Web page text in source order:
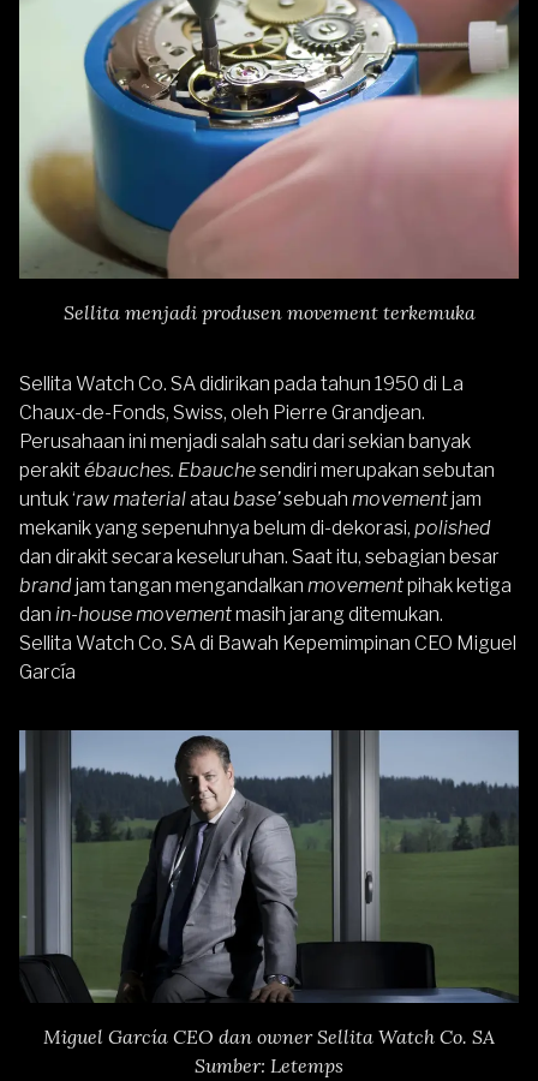
Sellita menjadi produsen movement terkemuka
Sellita Watch Co. SA didirikan pada tahun 1950 di La
Chaux-de-Fonds, Swiss, oleh Pierre Grandjean.
Perusahaan ini menjadi salah satu dari sekian banyak
perakitébauches. Ebauchesendiri merupakan sebutan
untuk ‘raw materialatau base’sebuah movementjam
mekanik yang sepenuhnya belum di-dekorasi, polished
dan dirakit secara keseluruhan. Saat itu, sebagian besar
brandjam tangan mengandalkan movementpihak ketiga
dan in-house movementmasih jarang ditemukan.
Sellita Watch Co. SA di Bawah Kepemimpinan CEO Miguel
García
Miguel García CEO dan owner Sellita Watch Co. SA
Sumber: Letemps